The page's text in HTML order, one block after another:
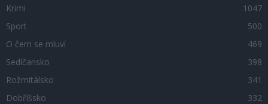
Krimi
1047
Sport
500
O čem se mluví
469
Sedlčansko
398
Rožmitálsko
341
Dobříšsko
332